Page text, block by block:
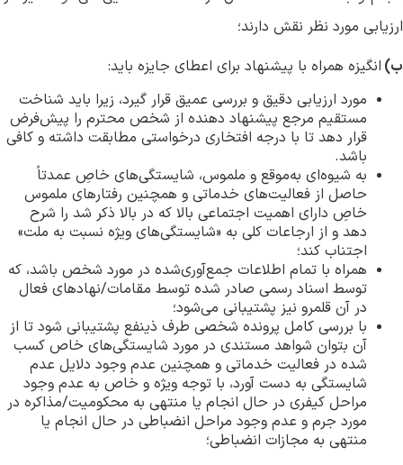
ارزیابی مورد نظر نقش دارند؛
ب) انگیزه همراه با پیشنهاد برای اعطای جایزه باید:
مورد ارزیابی دقیق و بررسی عمیق قرار گیرد، زیرا باید شناخت
مستقیم مرجع پیشنهاد دهنده از شخص محترم را پیش‌فرض
قرار دهد تا با درجه افتخاری درخواستی مطابقت داشته و کافی
باشد.
به شیوه‌ای به‌موقع و ملموس، شایستگی‌های خاصِ عمدتاً
حاصل از فعالیت‌های خدماتی و همچنین رفتارهای ملموس
خاصِ دارای اهمیت اجتماعی بالا که در بالا ذکر شد را شرح
دهد و از ارجاعات کلی به «شایستگی‌های ویژه نسبت به ملت»
اجتناب کند؛
همراه با تمام اطلاعات جمع‌آوری‌شده در مورد شخص باشد، که
توسط اسناد رسمی صادر شده توسط مقامات/نهادهای فعال
در آن قلمرو نیز پشتیبانی می‌شود؛
با بررسی کامل پرونده شخصی طرف ذینفع پشتیبانی شود تا از
آن بتوان شواهد مستندی در مورد شایستگی‌های خاص کسب
شده در فعالیت خدماتی و همچنین عدم وجود دلایل عدم
شایستگی به دست آورد، با توجه ویژه و خاص به عدم وجود
مراحل کیفری در حال انجام یا منتهی به محکومیت/مذاکره در
مورد جرم و عدم وجود مراحل انضباطی در حال انجام یا
منتهی به مجازات انضباطی؛